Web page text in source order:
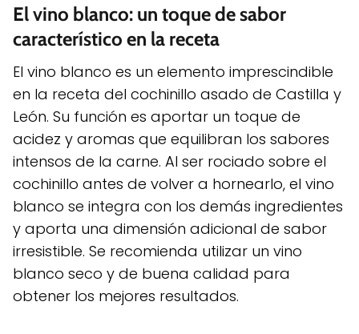
El vino blanco: un toque de sabor
característico en la receta
El vino blanco es un elemento imprescindible
en la receta del cochinillo asado de Castilla y
León. Su función es aportar un toque de
acidez y aromas que equilibran los sabores
intensos de la carne. Al ser rociado sobre el
cochinillo antes de volver a hornearlo, el vino
blanco se integra con los demás ingredientes
y aporta una dimensión adicional de sabor
irresistible. Se recomienda utilizar un vino
blanco seco y de buena calidad para
obtener los mejores resultados.